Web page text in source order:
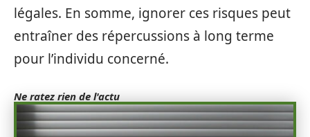
légales. En somme, ignorer ces risques peut
entraîner des répercussions à long terme
pour l’individu concerné.
Ne ratez rien de l'actu